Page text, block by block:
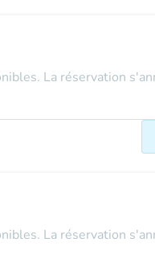
La réservation
La réservation